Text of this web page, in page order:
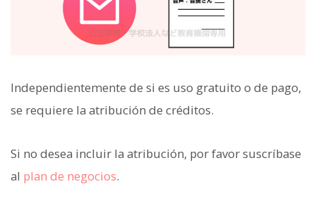
Independientemente de si es uso gratuito o de pago,
se requiere la atribución de créditos.
Si no desea incluir la atribución, por favor suscríbase
al plan de negocios.